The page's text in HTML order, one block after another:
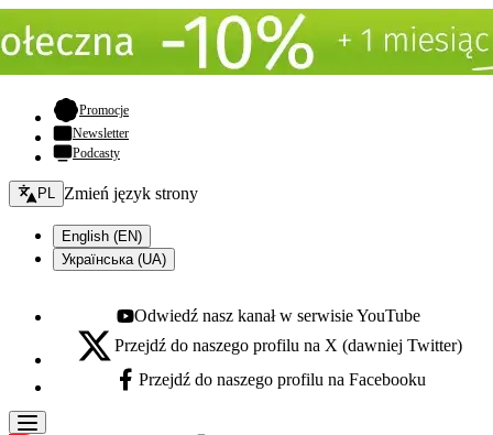
Promocje- otwiera się w nowej karcie
Newsletter
Podcasty
Zmień język - bieżący:
PL Zmień język strony
English (EN)
Українська (UA)
Youtube - otwiera się w nowej karcie
Odwiedź nasz kanał w serwisie YouTube
X - otwiera się w nowej karcie
Przejdź do naszego profilu na X (dawniej Twitter)
Facebook - otwiera się w nowej karcie
Przejdź do naszego profilu na Facebooku